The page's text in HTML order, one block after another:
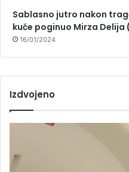
Sablasno jutro nakon
kuće poginuo Mirza
16/01/2024
Izdvojeno